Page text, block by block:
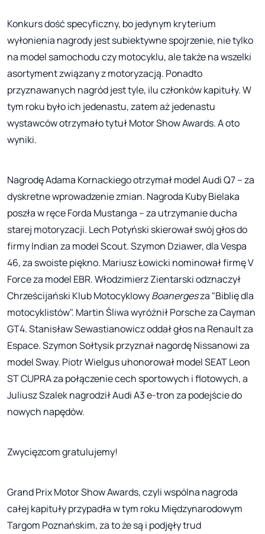
Konkurs dość specyficzny, bo jedynym kryterium
wyłonienia nagrody jest subiektywne spojrzenie, nie tylko
na model samochodu czy motocyklu, ale także na wszelki
asortyment związany z motoryzacją. Ponadto
przyznawanych nagród jest tyle, ilu członków kapituły. W
tym roku było ich jedenastu, zatem aż jedenastu
wystawców otrzymało tytuł Motor Show Awards. A oto
wyniki.
Nagrodę Adama Kornackiego otrzymał model Audi Q7 – za
dyskretne wprowadzenie zmian. Nagroda Kuby Bielaka
poszła w ręce Forda Mustanga – za utrzymanie ducha
starej motoryzacji. Lech Potyński skierował swój głos do
firmy Indian za model Scout. Szymon Dziawer, dla Vespa
46, za swoiste piękno. Mariusz Łowicki nominował firmę V
Force za model EBR. Włodzimierz Zientarski odznaczył
Chrześcijański Klub MotocyklowyBoanergesza "Biblię dla
motocyklistów". Martin Śliwa wyróżnił Porsche za Cayman
GT4. Stanisław Sewastianowicz oddał głos na Renault za
Espace. Szymon Sołtysik przyznał nagordę Nissanowi za
model Sway. Piotr Wielgus uhonorował model SEAT Leon
ST CUPRA za połączenie cech sportowych i flotowych, a
Juliusz Szalek nagrodził Audi A3 e-tron za podejście do
nowych napędów.
Zwycięzcom gratulujemy!
Grand Prix Motor Show Awards, czyli wspólna nagroda
całej kapituły przypadła w tym roku Międzynarodowym
Targom Poznańskim, za to że są i podjęły trud